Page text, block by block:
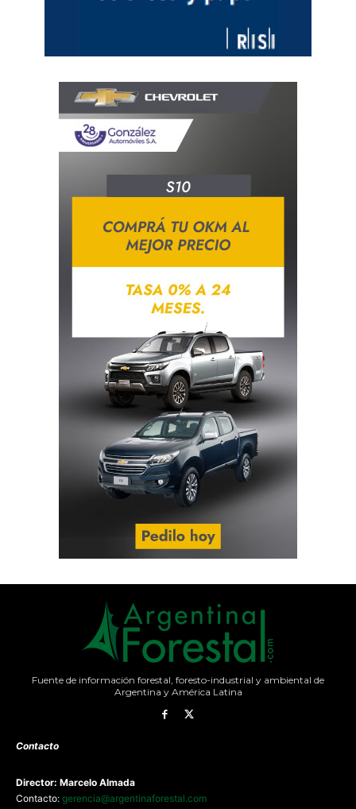
Fuente de información forestal, foresto-industrial y ambiental de
Argentina y América Latina
Contacto
Director: Marcelo Almada
Contacto: gerencia@argentinaforestal.com